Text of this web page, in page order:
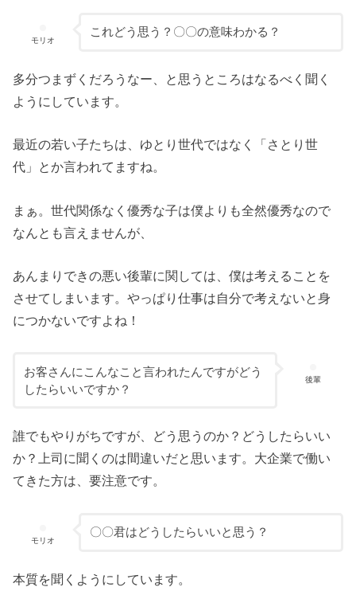
モリオ
これどう思う？〇〇の意味わかる？
多分つまずくだろうなー、と思うところはなるべく聞く
ようにしています。
最近の若い子たちは、ゆとり世代ではなく「さとり世
代」とか言われてますね。
まぁ。世代関係なく優秀な子は僕よりも全然優秀なので
なんとも言えませんが、
あんまりできの悪い後輩に関しては、僕は考えることを
させてしまいます。やっぱり仕事は自分で考えないと身
につかないですよね！
後輩
お客さんにこんなこと言われたんですがどう
したらいいですか？
誰でもやりがちですが、どう思うのか？どうしたらいい
か？上司に聞くのは間違いだと思います。大企業で働い
てきた方は、要注意です。
モリオ
〇〇君はどうしたらいいと思う？
本質を聞くようにしています。